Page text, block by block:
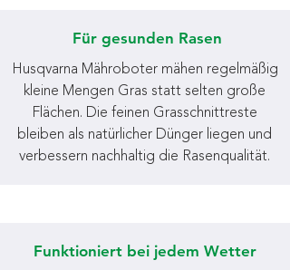
Für gesunden Rasen
Husqvarna Mähroboter mähen regelmäßig
kleine Mengen Gras statt selten große
Flächen. Die feinen Grasschnittreste
bleiben als natürlicher Dünger liegen und
verbessern nachhaltig die Rasenqualität.
Funktioniert bei jedem Wetter